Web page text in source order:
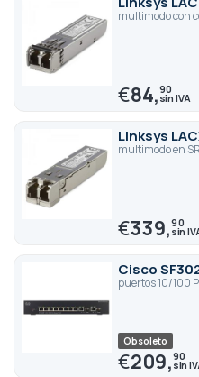
multimodo con
€84,90
Linksys
multimodo en
€339,90
Cisco
puertos 10/100
Obsoleto
€209,90